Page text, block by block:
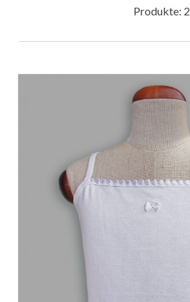
Produkte: 2